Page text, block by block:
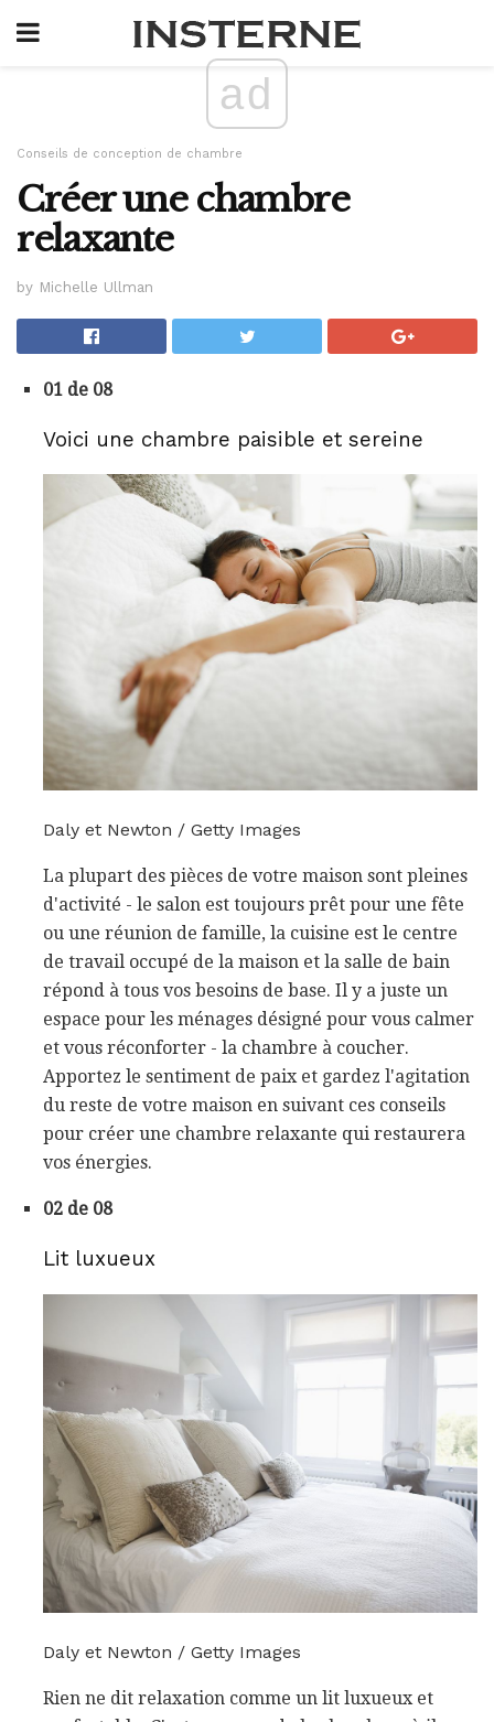
ad
Conseils de conception de chambre
Créer une chambre
relaxante
by Michelle Ullman
01 de 08
Voici une chambre paisible et sereine
Daly et Newton / Getty Images
La plupart des pièces de votre maison sont pleines
d'activité - le salon est toujours prêt pour une fête
ou une réunion de famille, la cuisine est le centre
de travail occupé de la maison et la salle de bain
répond à tous vos besoins de base. Il y a juste un
espace pour les ménages désigné pour vous calmer
et vous réconforter - la chambre à coucher.
Apportez le sentiment de paix et gardez l'agitation
du reste de votre maison en suivant ces conseils
pour créer une chambre relaxante qui restaurera
vos énergies.
02 de 08
Lit luxueux
Daly et Newton / Getty Images
Rien ne dit relaxation comme un lit luxueux et